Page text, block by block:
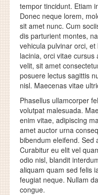
tempor tincidunt. Etiam
Donec neque lorem,
sit amet nunc. Cum
dis parturient montes,
vehicula pulvinar orci,
lacinia, orci vitae
velit, sit amet
posuere lectus sagittis
nisl. Maecenas vitae
Phasellus ullamcorper
volutpat malesuada.
enim vitae, adipiscing
amet auctor urna
bibendum eleifend. Sed
Curabitur eu elit vel
odio nisl, blandit
aliquam quam sed felis
feugiat neque. Nullam
congue.